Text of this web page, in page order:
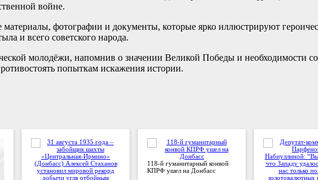
войне.
фотографии и документы, которые ярко иллюстрируют
и всего советского народа.
молодёжи, напомнив о значении Великой Победы и необходимости
попыткам искажения истории.
118-й гуманитарный конвой
КПРФ ушел на Донбасс